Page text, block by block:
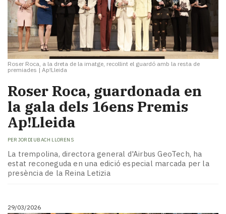
Roser Roca, a la dreta de la imatge, recollint el guardó amb la resta de
premiades | Ap!Lleida
​Roser Roca, guardonada en
la gala dels 16ens Premis
Ap!Lleida
PER JORDI UBACH LLORENS
La trempolina, directora general d'Airbus GeoTech, ha
estat reconeguda en una edició especial marcada per la
presència de la Reina Letizia
29/03/2026